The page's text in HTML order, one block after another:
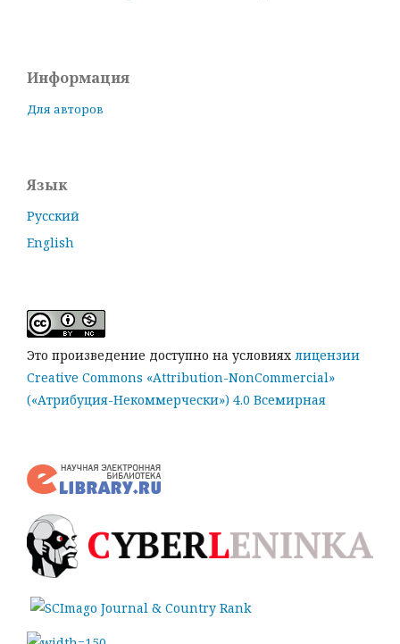
Информация
Для авторов
Язык
Русский
English
Это произведение доступно на условиях лицензии
Creative Commons «Attribution-NonCommercial»
(«Атрибуция-Некоммерчески») 4.0 Всемирная